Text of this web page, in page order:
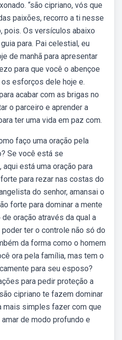
“são cipriano, vós que
paixões, recorro a ti nesse
pois. Os versículos abaixo
para. Pai celestial, eu
de manhã para apresentar
para que você o abençoe
esforços dele hoje e.
acabar com as brigas no
o parceiro e aprender a
ter uma vida em paz com.
faço uma oração pela
Se você está se
está uma oração para
para rezar nas costas do
do senhor, amansai o
forte para dominar a mente
oração através da qual a
ter o controle não só do
da forma como o homem
ora pela família, mas tem o
para seu esposo?
para pedir proteção a
cipriano te fazem dominar
mais simples fazer com que
de modo profundo e